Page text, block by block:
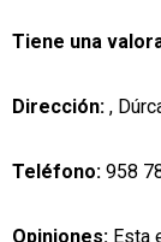
Tiene una
Dirección: ,
Teléfono: 958
Opiniones: Esta